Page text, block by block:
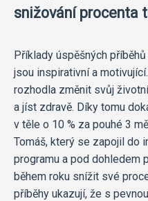
snižování procenta
Příklady úspěšných
jsou inspirativní a
rozhodla změnit svůj
a jíst zdravě. Díky tomu
v těle o 10 % za pouhé 3
Tomáš, který se zapojil do
programu a pod dohledem
během roku snížit své
příběhy ukazují, že s